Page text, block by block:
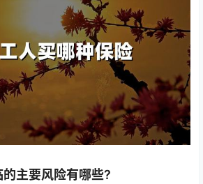
主要风险有哪些?